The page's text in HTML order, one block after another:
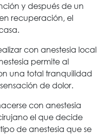
y después de un
recuperación, el
con anestesia local
permite al
una total tranquilidad
de dolor.
con anestesia
el que decide
de anestesia que se